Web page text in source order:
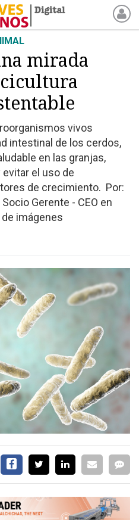
mirada
vivos
intestinal de los cerdos,
en las granjas,
el uso de
de crecimiento. Por:
Gerente - CEO en
imágenes